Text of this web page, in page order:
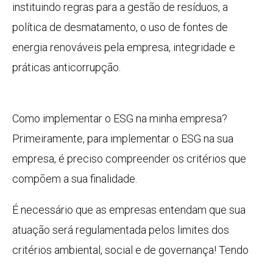
instituindo regras para a gestão de resíduos, a
política de desmatamento, o uso de fontes de
energia renováveis pela empresa, integridade e
práticas anticorrupção.
Como implementar o ESG na minha empresa?
Primeiramente, para implementar o ESG na sua
empresa, é preciso compreender os critérios que
compõem a sua finalidade.
É necessário que as empresas entendam que sua
atuação será regulamentada pelos limites dos
critérios ambiental, social e de governança! Tendo